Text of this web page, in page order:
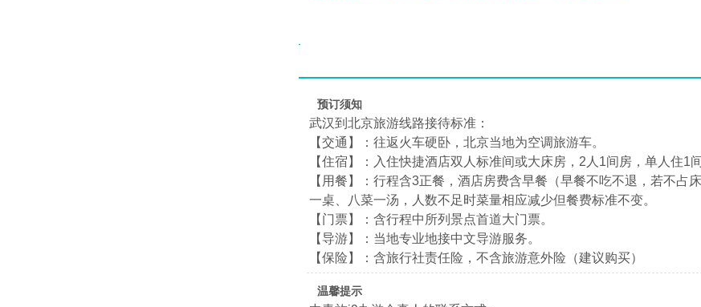
预订须知
武汉到北京旅游线路接待标准：
【交通】：往返火车硬卧，北京当地为空调旅游车。
【住宿】：入住快捷酒店双人标准间或大床房，2人1间房，单人住1
【用餐】：行程含3正餐，酒店房费含早餐（早餐不吃不退，若不占
一桌、八菜一汤，人数不足时菜量相应减少但餐费标准不变。
【门票】：含行程中所列景点首道大门票。
【导游】：当地专业地接中文导游服务。
【保险】：含旅行社责任险，不含旅游意外险（建议购买）
温馨提示